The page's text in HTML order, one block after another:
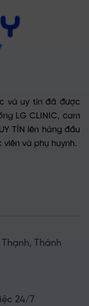
và uy tín đã được
LG CLINIC, cam
TÍN lên hàng đầu
viên và phụ huynh.
Thành
24/7